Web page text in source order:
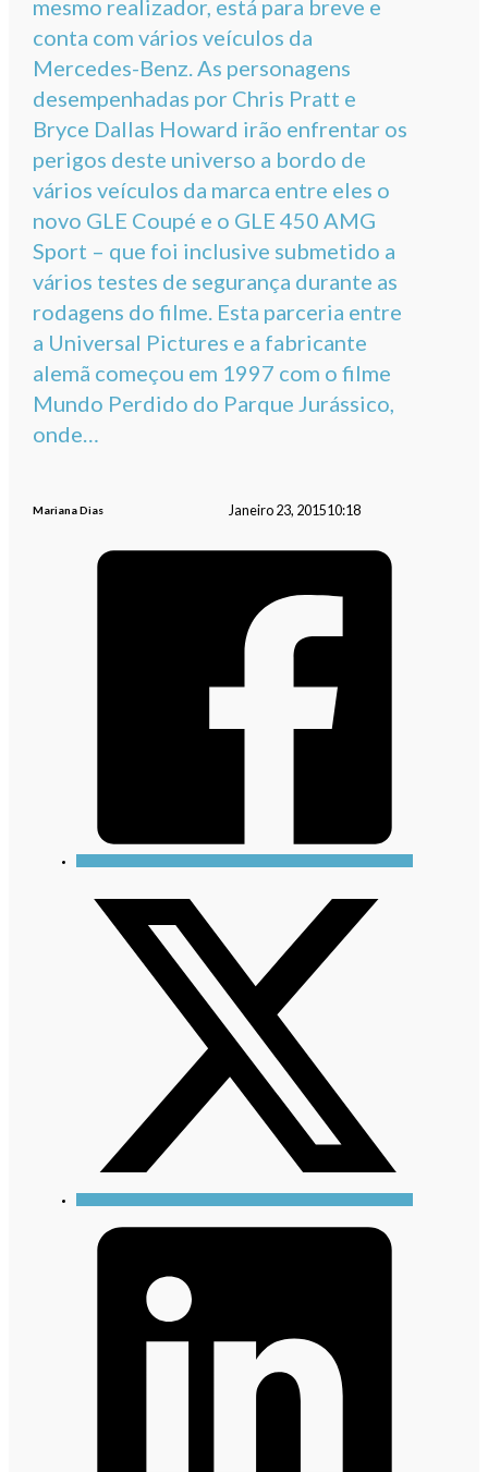
mesmo realizador, está para breve e
conta com vários veículos da
Mercedes-Benz. As personagens
desempenhadas por Chris Pratt e
Bryce Dallas Howard irão enfrentar os
perigos deste universo a bordo de
vários veículos da marca entre eles o
novo GLE Coupé e o GLE 450 AMG
Sport – que foi inclusive submetido a
vários testes de segurança durante as
rodagens do filme. Esta parceria entre
a Universal Pictures e a fabricante
alemã começou em 1997 com o filme
Mundo Perdido do Parque Jurássico,
onde…
Mariana Dias Janeiro 23, 201510:18